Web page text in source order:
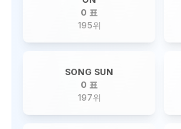
0 표
195위
SONG SUN
0 표
197위